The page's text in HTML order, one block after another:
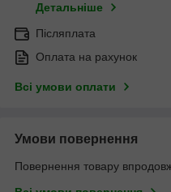
Детальніше
Післяплата
Оплата на рахунок
Всі умови оплати
Умови повернення
Повернення товару